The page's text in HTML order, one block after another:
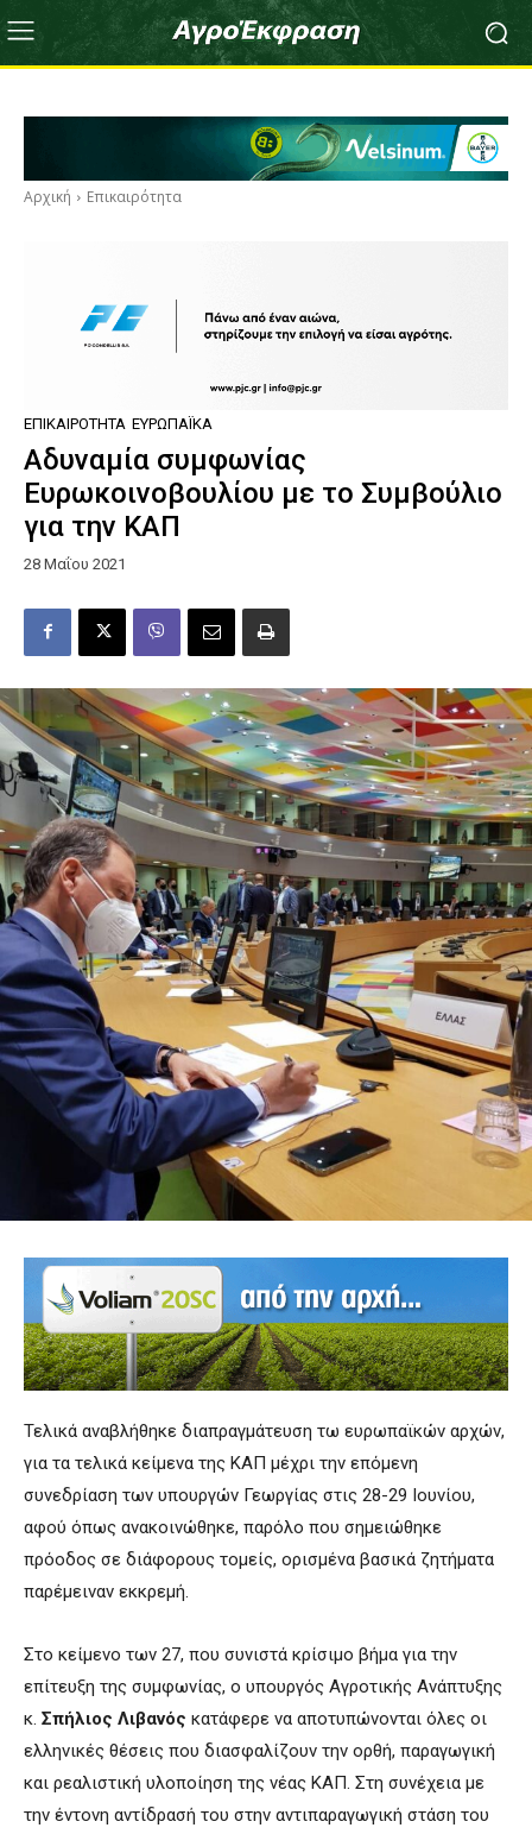
Αρχική Επικαιρότητα
ΕΠΙΚΑΙΡΌΤΗΤΑ ΕΥΡΩΠΑΪΚΆ
Αδυναμία συμφωνίας
Ευρωκοινοβουλίου με το Συμβούλιο
για την ΚΑΠ
28 Μαΐου 2021
Τελικά αναβλήθηκε διαπραγμάτευση τω ευρωπαϊκών αρχών,
για τα τελικά κείμενα της ΚΑΠ μέχρι την επόμενη
συνεδρίαση των υπουργών Γεωργίας στις 28-29 Ιουνίου,
αφού όπως ανακοινώθηκε, παρόλο που σημειώθηκε
πρόοδος σε διάφορους τομείς, ορισμένα βασικά ζητήματα
παρέμειναν εκκρεμή.
Στο κείμενο των 27, που συνιστά κρίσιμο βήμα για την
επίτευξη της συμφωνίας, ο υπουργός Αγροτικής Ανάπτυξης
κ. Σπήλιος Λιβανός κατάφερε να αποτυπώνονται όλες οι
ελληνικές θέσεις που διασφαλίζουν την ορθή, παραγωγική
και ρεαλιστική υλοποίηση της νέας ΚΑΠ. Στη συνέχεια με
την έντονη αντίδρασή του στην αντιπαραγωγική στάση του